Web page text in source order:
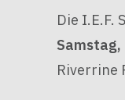
Die I.E.F.
Samstag,
Riverrine